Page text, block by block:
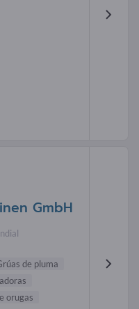
GmbH
de pluma
orugas